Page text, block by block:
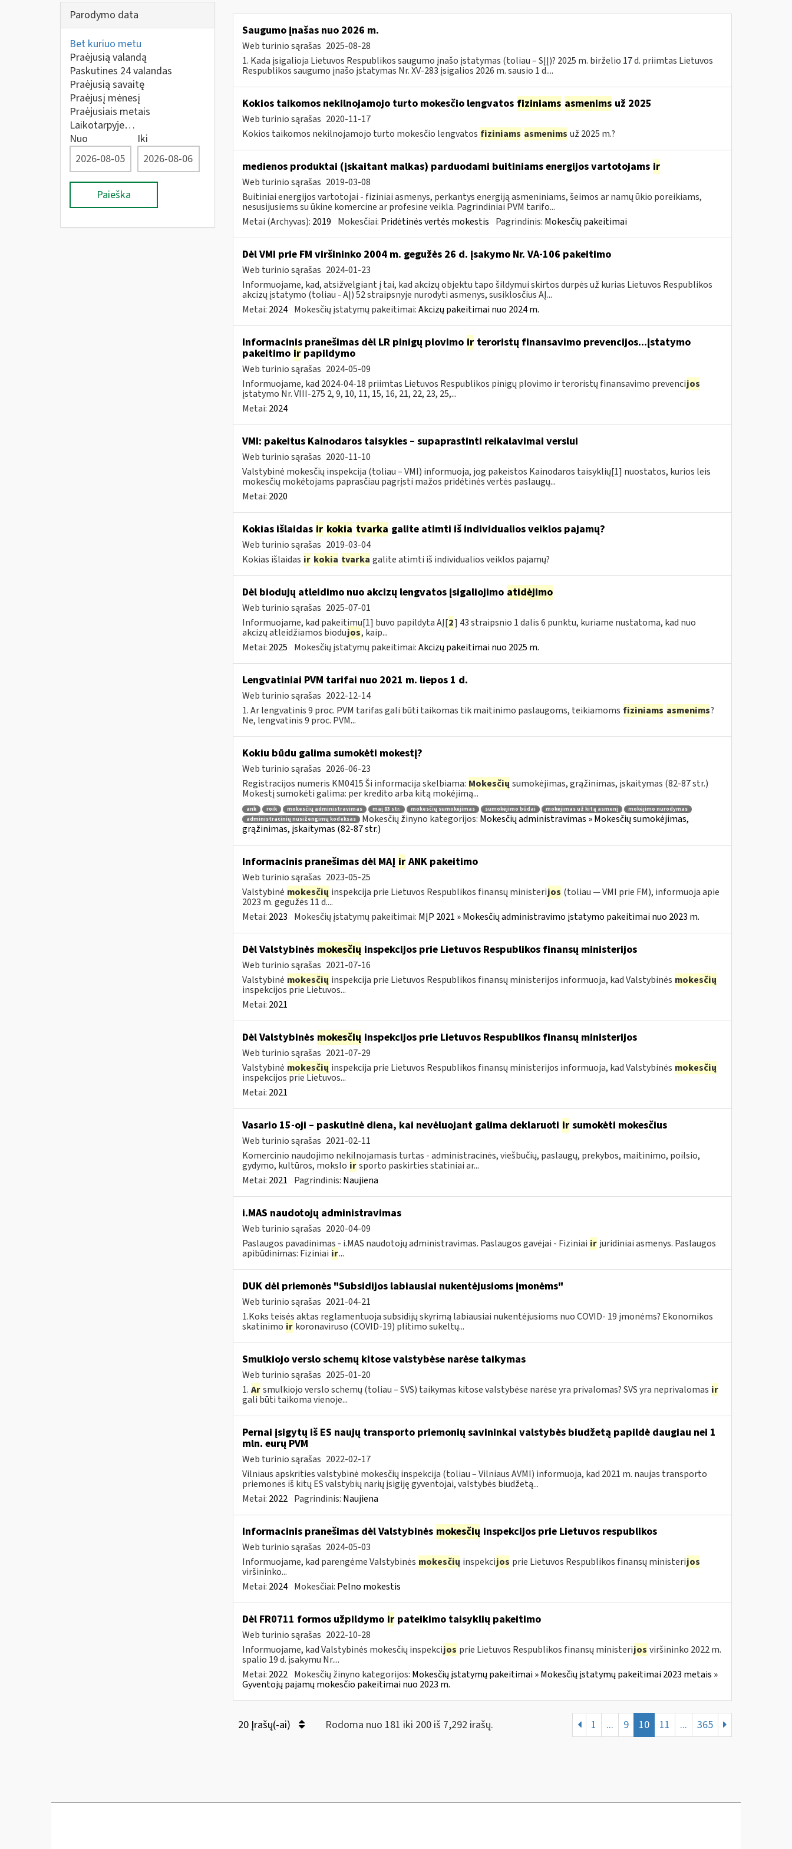
Parodymo data
Bet kuriuo metu
Praėjusią valandą
Paskutines 24 valandas
Praėjusią savaitę
Praėjusį mėnesį
Praėjusiais metais
Laikotarpyje…
Nuo
Iki
Paieška
Saugumo įnašas nuo 2026 m.
Web turinio sąrašas 2025-08-28
1. Kada įsigalioja Lietuvos Respublikos saugumo įnašo įstatymas (toliau – SĮĮ)? 2025 m. birželio 17 d. priimtas Lietuvos
Respublikos saugumo įnašo įstatymas Nr. XV-283 įsigalios 2026 m. sausio 1 d....
Kokios taikomos nekilnojamojo turto mokesčio lengvatos fiziniams asmenims už 2025
Web turinio sąrašas 2020-11-17
Kokios taikomos nekilnojamojo turto mokesčio lengvatos fiziniams asmenims už 2025 m.?
medienos produktai (įskaitant malkas) parduodami buitiniams energijos vartotojams ir
Web turinio sąrašas 2019-03-08
Buitiniai energijos vartotojai - fiziniai asmenys, perkantys energiją asmeniniams, šeimos ar namų ūkio poreikiams,
nesusijusiems su ūkine komercine ar profesine veikla. Pagrindiniai PVM tarifo...
Metai (Archyvas): 2019 Mokesčiai: Pridėtinės vertės mokestis Pagrindinis: Mokesčių pakeitimai
Dėl VMI prie FM viršininko 2004 m. gegužės 26 d. įsakymo Nr. VA-106 pakeitimo
Web turinio sąrašas 2024-01-23
Informuojame, kad, atsižvelgiant į tai, kad akcizų objektu tapo šildymui skirtos durpės už kurias Lietuvos Respublikos
akcizų įstatymo (toliau - AĮ) 52 straipsnyje nurodyti asmenys, susiklosčius AĮ...
Metai: 2024 Mokesčių įstatymų pakeitimai:Akcizų pakeitimai nuo 2024 m.
Informacinis pranešimas dėl LR pinigų plovimo irteroristų finansavimo prevencijos...įstatymo
pakeitimo irpapildymo
Web turinio sąrašas 2024-05-09
Informuojame, kad 2024-04-18 priimtas Lietuvos Respublikos pinigų plovimo ir teroristų finansavimo prevencijos
įstatymo Nr. VIII-275 2, 9, 10, 11, 15, 16, 21, 22, 23, 25,...
Metai: 2024
VMI: pakeitus Kainodaros taisykles – supaprastinti reikalavimai verslui
Web turinio sąrašas 2020-11-10
Valstybinė mokesčių inspekcija (toliau – VMI) informuoja, jog pakeistos Kainodaros taisyklių[1] nuostatos, kurios leis
mokesčių mokėtojams paprasčiau pagrįsti mažos pridėtinės vertės paslaugų...
Metai: 2020
Kokias išlaidas ir kokia tvarka galite atimti iš individualios veiklos pajamų?
Web turinio sąrašas 2019-03-04
Kokias išlaidas ir kokia tvarka galite atimti iš individualios veiklos pajamų?
Dėl biodujų atleidimo nuo akcizų lengvatos įsigaliojimo atidėjimo
Web turinio sąrašas 2025-07-01
Informuojame, kad pakeitimu[1] buvo papildyta AĮ[2] 43 straipsnio 1 dalis 6 punktu, kuriame nustatoma, kad nuo
akcizų atleidžiamos biodujos, kaip...
Metai: 2025 Mokesčių įstatymų pakeitimai:Akcizų pakeitimai nuo 2025 m.
Lengvatiniai PVM tarifai nuo 2021 m. liepos 1 d.
Web turinio sąrašas 2022-12-14
1. Ar lengvatinis 9 proc. PVM tarifas gali būti taikomas tik maitinimo paslaugoms, teikiamoms fiziniams asmenims?
Ne, lengvatinis 9 proc. PVM...
Kokiu būdu galima sumokėti mokestį?
Web turinio sąrašas 2026-06-23
Registracijos numeris KM0415 Ši informacija skelbiama: Mokesčių sumokėjimas, grąžinimas, įskaitymas (82-87 str.)
Mokestį sumokėti galima: per kredito arba kitą mokėjimą...
ank roik mokesčių administravimas maį 83 str. mokesčių sumokėjimas sumokėjimo būdai mokėjimas už kitą asmenį
mokėjimo nurodymas
administracinių nusižengimų kodeksas
Mokesčių žinyno kategorijos: Mokesčių administravimas » Mokesčių sumokėjimas,
grąžinimas, įskaitymas (82-87 str.)
Informacinis pranešimas dėl MAĮ irANK pakeitimo
Web turinio sąrašas 2023-05-25
Valstybinė mokesčių inspekcija prie Lietuvos Respublikos finansų ministerijos (toliau — VMI prie FM), informuoja apie
2023 m. gegužės 11 d....
Metai: 2023 Mokesčių įstatymų pakeitimai: MĮP 2021 » Mokesčių administravimo įstatymo pakeitimai nuo 2023 m.
Dėl Valstybinės mokesčių inspekcijos prie Lietuvos Respublikos finansų ministerijos
Web turinio sąrašas 2021-07-16
Valstybinė mokesčių inspekcija prie Lietuvos Respublikos finansų ministerijos informuoja, kad Valstybinės mokesčių
inspekcijos prie Lietuvos...
Metai: 2021
Dėl Valstybinės mokesčių inspekcijos prie Lietuvos Respublikos finansų ministerijos
Web turinio sąrašas 2021-07-29
Valstybinė mokesčių inspekcija prie Lietuvos Respublikos finansų ministerijos informuoja, kad Valstybinės mokesčių
inspekcijos prie Lietuvos...
Metai: 2021
Vasario 15-oji – paskutinė diena, kai nevėluojant galima deklaruoti irsumokėti mokesčius
Web turinio sąrašas 2021-02-11
Komercinio naudojimo nekilnojamasis turtas - administracinės, viešbučių, paslaugų, prekybos, maitinimo, poilsio,
gydymo, kultūros, mokslo ir sporto paskirties statiniai ar...
Metai: 2021 Pagrindinis: Naujiena
i.MAS naudotojų administravimas
Web turinio sąrašas 2020-04-09
Paslaugos pavadinimas - i.MAS naudotojų administravimas. Paslaugos gavėjai - Fiziniai ir juridiniai asmenys. Paslaugos
apibūdinimas: Fiziniai ir...
DUK dėl priemonės "Subsidijos labiausiai nukentėjusioms įmonėms"
Web turinio sąrašas 2021-04-21
1.Koks teisės aktas reglamentuoja subsidijų skyrimą labiausiai nukentėjusioms nuo COVID- 19 įmonėms? Ekonomikos
skatinimo ir koronaviruso (COVID-19) plitimo sukeltų...
Smulkiojo verslo schemų kitose valstybėse narėse taikymas
Web turinio sąrašas 2025-01-20
1. Ar smulkiojo verslo schemų (toliau – SVS) taikymas kitose valstybėse narėse yra privalomas? SVS yra neprivalomas ir
gali būti taikoma vienoje...
Pernai įsigytų iš ES naujų transporto priemonių savininkai valstybės biudžetą papildė daugiau nei 1
mln. eurų PVM
Web turinio sąrašas 2022-02-17
Vilniaus apskrities valstybinė mokesčių inspekcija (toliau – Vilniaus AVMI) informuoja, kad 2021 m. naujas transporto
priemones iš kitų ES valstybių narių įsigiję gyventojai, valstybės biudžetą...
Metai: 2022 Pagrindinis: Naujiena
Informacinis pranešimas dėl Valstybinės mokesčių inspekcijos prie Lietuvos respublikos
Web turinio sąrašas 2024-05-03
Informuojame, kad parengėme Valstybinės mokesčių inspekcijos prie Lietuvos Respublikos finansų ministerijos
viršininko...
Metai: 2024 Mokesčiai: Pelno mokestis
Dėl FR0711 formos užpildymo irpateikimo taisyklių pakeitimo
Web turinio sąrašas 2022-10-28
Informuojame, kad Valstybinės mokesčių inspekcijos prie Lietuvos Respublikos finansų ministerijos viršininko 2022 m.
spalio 19 d. įsakymu Nr....
Metai: 2022 Mokesčių žinyno kategorijos: Mokesčių įstatymų pakeitimai » Mokesčių įstatymų pakeitimai 2023 metais »
Gyventojų pajamų mokesčio pakeitimai nuo 2023 m.
20 Įrašų(-ai) Rodoma nuo 181 iki 200 iš 7,292 irašų. 1 ... 9 10 11 ... 365